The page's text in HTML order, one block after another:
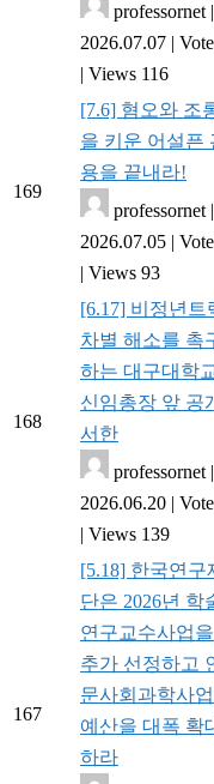
professornet |
2026.07.07 |
| Views 116
169
[7.6] 혐오와 조
을 키운 어설픈
용을 끝내라!
professornet |
2026.07.05 |
| Views 93
168
[6.17] 비정년트
차별 해소를 촉
하는 대구대학
신임총장 앞 공
서한
professornet |
2026.06.20 |
| Views 139
167
[5.18] 한국연구
단은 2026년 학
연구교수사업을
추가 선정하고
문사회과학사업
예산을 대폭 확
하라